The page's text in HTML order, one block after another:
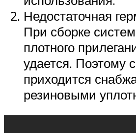
Недостаточная
При сборке
плотного
удается. Поэтому
приходится
резиновыми